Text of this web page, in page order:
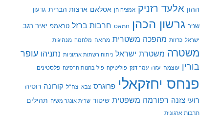
ההון אלעד רזניק אמציה חן אסלאם ארצות הברית גדעון
שניר גרשון הכהן חמאס חרבות ברזל טראמפ יאיר רגב
ישראל כרזות מהפכה משטרית מחאה מלחמה מנהיגות
משטרה משטרת ישראל ניתוח רשתות ארגוניות נתניהו עופר
בורין עוצמה עזה עמר דנק פוליטיקה פיל בחנות חרסינה פלסטינים
פנחס יחזקאלי פרוגרס צבא צה"ל קורונה רוסיה
רועי צזנה רפורמה משפטית שיטור שרית אונגר משיח תהילים
תרבות ארגונית